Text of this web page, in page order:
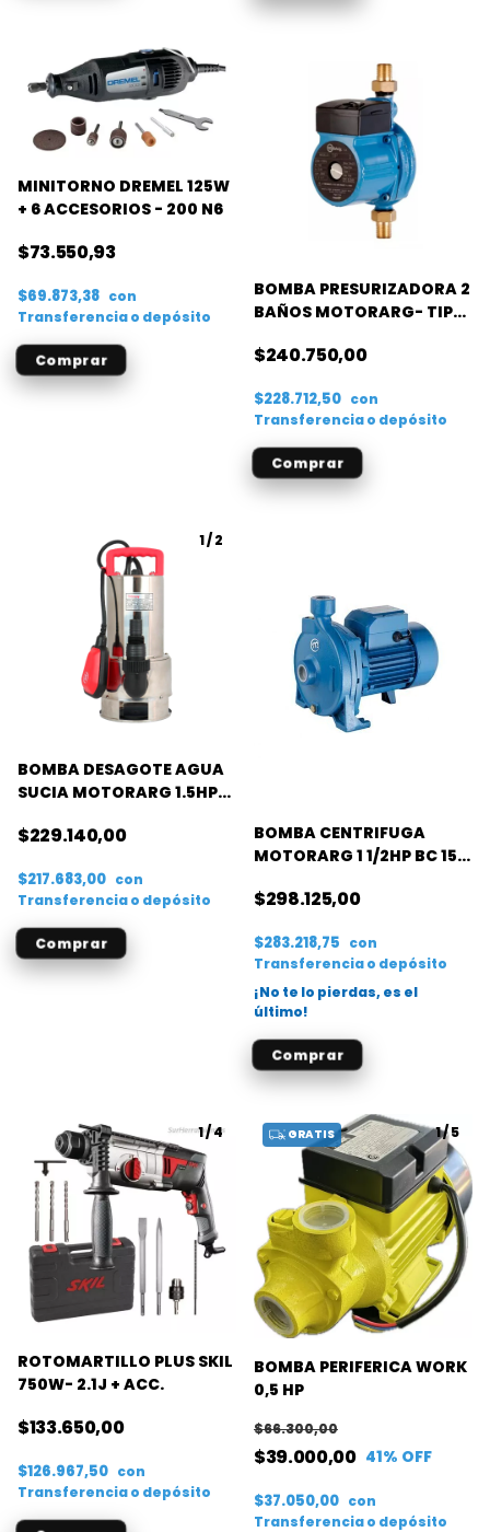
MINITORNO DREMEL 125W
+ 6 ACCESORIOS - 200 N6
$73.550,93
$69.873,38 con
Transferencia o depósito
BOMBA PRESURIZADORA 2
BAÑOS MOTORARG- TIP2
$240.750,00
$228.712,50 con
Transferencia o depósito
1/2
BOMBA DESAGOTE AGUA
SUCIA MOTORARG 1.5HP
$229.140,00
$217.683,00 con
Transferencia o depósito
BOMBA CENTRIFUGA
MOTORARG 1 1/2HP BC 150
$298.125,00
$283.218,75 con
Transferencia o depósito
¡No te lo pierdas, es el
último!
1/4
ROTOMARTILLO PLUS SKIL
750W- 2.1J + ACC.
$133.650,00
$126.967,50 con
Transferencia o depósito
1/5
GRATIS
BOMBA PERIFERICA WORK
0,5 HP
$39.000,00
$66.300,00
41% OFF
$37.050,00 con
Transferencia o depósito